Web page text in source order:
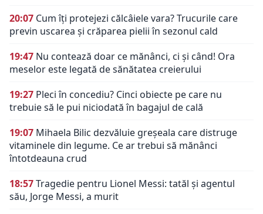
20:07 Cum îți protejezi călcâiele vara? Trucurile care
previn uscarea și crăparea pielii în sezonul cald
19:47 Nu contează doar ce mănânci, ci și când! Ora
meselor este legată de sănătatea creierului
19:27 Pleci în concediu? Cinci obiecte pe care nu
trebuie să le pui niciodată în bagajul de cală
19:07 Mihaela Bilic dezvăluie greșeala care distruge
vitaminele din legume. Ce ar trebui să mănânci
întotdeauna crud
18:57Tragedie pentru Lionel Messi: tatăl și agentul
său, Jorge Messi, a murit